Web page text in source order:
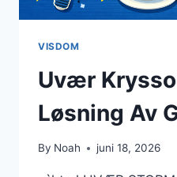
VISDOM
Uvær
Løsning Av
By Noah juni 18, 2026